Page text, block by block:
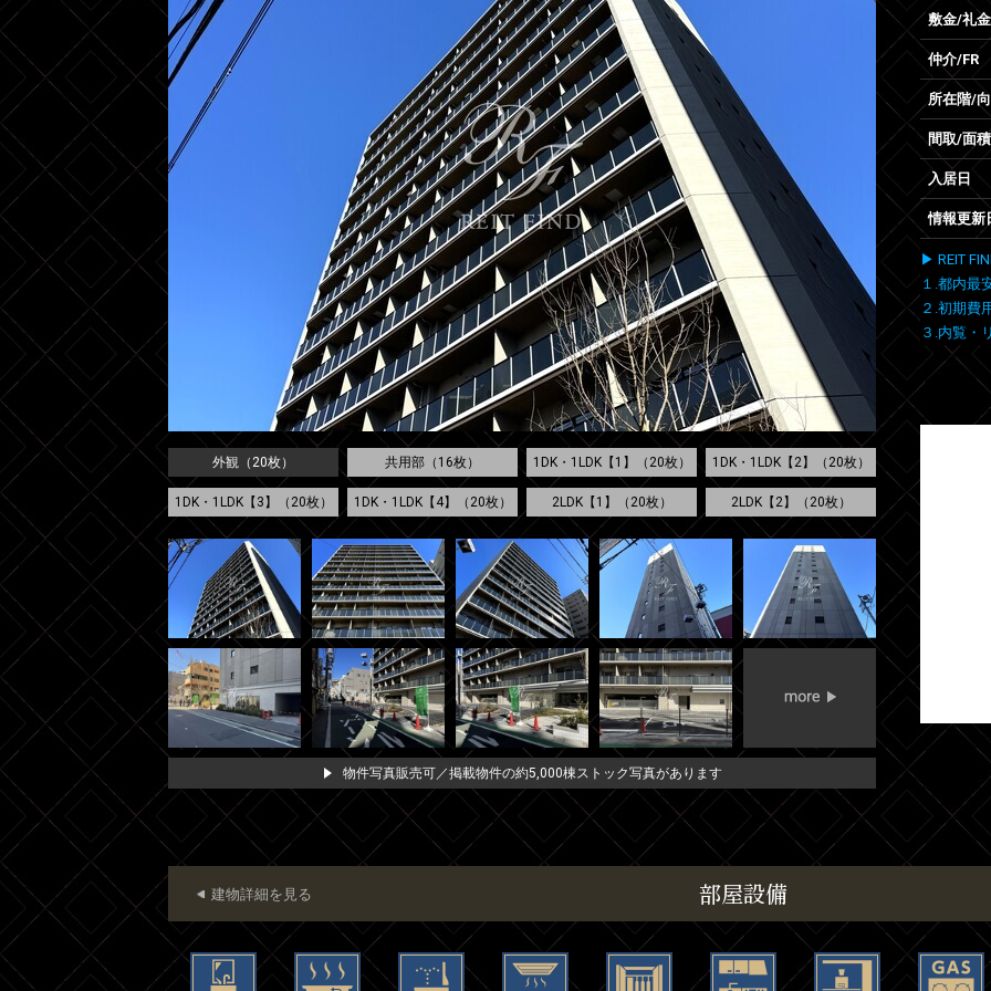
外観（20枚） 共用部（16枚） 1DK・1LDK【1】（20枚） 1DK・1LDK【2】（20枚）
1DK・1LDK【3】（20枚） 1DK・1LDK【4】（20枚） 2LDK【1】（20枚） 2LDK【2】（20枚）
物件写真販売可／掲載物件の約5,000棟ストック写真があります
敷金/礼金
仲介/FR
所在階/
間取/面積
入居日
情報更新
▶ REIT
１.都内最
２.初期費
３.内覧・
部屋設備
建物詳細を見る